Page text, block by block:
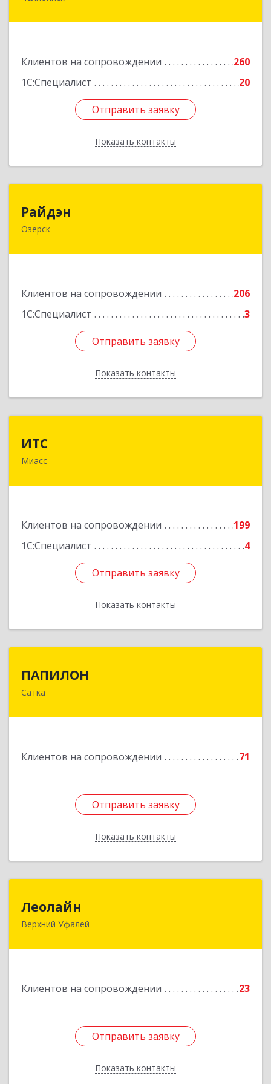
Клиентов на сопровождении
260
1С:Специалист
20
Отправить заявку
Показать контакты
Отправить заявку
Назад
Райдэн
Озерск
Клиентов на сопровождении
206
1С:Специалист
3
Отправить заявку
Показать контакты
456783, Челябинская обл, Озерск г, Ленина пр-
Отправить заявку
Назад
ИТС
Миасс
Клиентов на сопровождении
199
1С:Специалист
4
Отправить заявку
Показать контакты
456300, Челябинская обл, Миасс г, Романенко
Отправить заявку
Назад
ПАПИЛОН
Сатка
Клиентов на сопровождении 71
Отправить заявку
Показать контакты
456910, Челябинская обл, Саткинский р-н, г
Отправить заявку
Назад
Леолайн
Верхний Уфалей
Клиентов на сопровождении 23
Отправить заявку
Показать контакты
456800, Челябинская обл, Верхний Уфалей г,
Отправить заявку
Назад